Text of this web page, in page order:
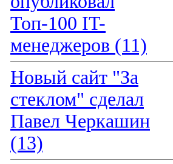
Топ-100 IT-
менеджеров (11)
Новый сайт "За
стеклом" сделал
Павел Черкашин
(13)